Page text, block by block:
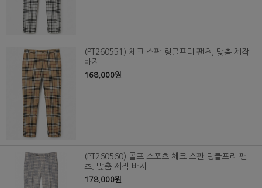
(PT260551) 체크 스판 링클프리 팬츠, 맞춤 제작
바지
168,000원
(PT260560) 골프 스포츠 체크 스판 링클프리 팬
츠, 맞춤 제작 바지
178,000원